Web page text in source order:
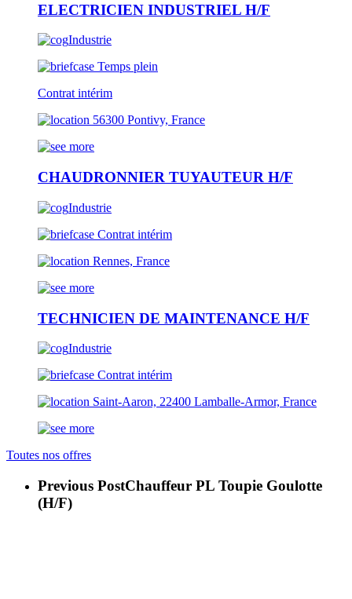
ELECTRICIEN INDUSTRIEL H/F
Industrie
Temps plein
Contrat intérim
56300 Pontivy, France
CHAUDRONNIER TUYAUTEUR H/F
Industrie
Contrat intérim
Rennes, France
TECHNICIEN DE MAINTENANCE H/F
Industrie
Contrat intérim
Saint-Aaron, 22400 Lamballe-Armor, France
Toutes nos offres
Previous PostChauffeur PL Toupie Goulotte
(H/F)